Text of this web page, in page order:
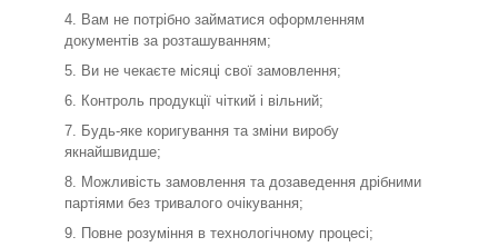
Вам не потрібно займатися оформленням
документів за розташуванням;
Ви не чекаєте місяці свої замовлення;
Контроль продукції чіткий і вільний;
Будь-яке коригування та зміни виробу
якнайшвидше;
Можливість замовлення та дозаведення дрібними
партіями без тривалого очікування;
Повне розуміння в технологічному процесі;